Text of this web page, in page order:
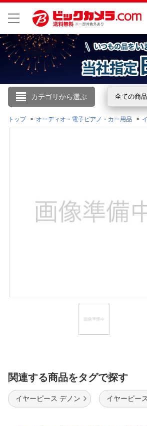
カテゴリから選ぶ 全ての商品
こんにちは
ログイン
閲覧履歴
トップ オーディオ・電子ピアノ・カー用品
関連する商品をタグで探す
イヤーピース デノン イヤーピー